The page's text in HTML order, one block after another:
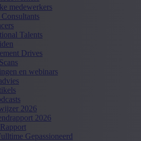
medewerkers
Talents
Drives
en webinars
2026
2026
Gepassioneerd